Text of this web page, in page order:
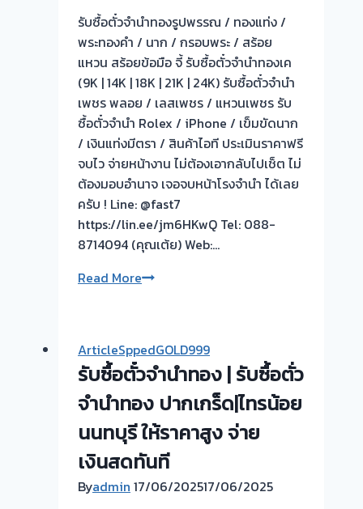
ประเมิน
หน้า
ตั๋ว
ฟรี
รังสิต
ตลาด
สี่
มุม
เมือง
ครับ
⭐⭐⭐⭐⭐
ให้
ราคา
ดี
รับซื้อตั๋วจำนำทองรูปพรรณ / ทองแท่ง /
พระทองคำ / นาก / กรอบพระ / สร้อย
แหวน สร้อยข้อมือ จี้ รับซื้อตั๋วจำนำทองเค
(9K | 14K | 18K | 21K | 24K) รับซื้อตั๋วจำนำ
เพชร พลอย / เลสเพชร / แหวนเพชร รับ
ซื้อตั๋วจำนำ Rolex / iPhone / เข็มขัดนาก
/ เงินแท่งมีตรา / สินค้าไอที ประเมินราคาฟรี
จบไว จ่ายหน้างาน ไม่ต้องเอากลับไปเช็ต ไม่
ต้องมอบอำนาจ เจอจบหน้าโรงจำนำ ได้เลย
ครับ ! Line: @fast7
https://lin.ee/jm6HKwQ Tel: 088-
8714094 (คุณเต้ย) Web:…
Read More🟢
จำนำ
ทอง
ทุก
ชนิด
ให้
ราคา
ดี!
ArticleSppedGOLD999
รับซื้อตั๋วจำนำทอง | รับซื้อตั่ว
จำนำทอง ปากเกร็ด|ไทรน้อย
นนทบุรี ให้ราคาสูง จ่าย
เงินสดทันที
Byadmin 17/06/202517/06/2025